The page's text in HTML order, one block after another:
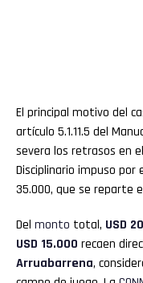
El principal motivo del
artículo 5.1.11.5 del
severa los retrasos en
Disciplinario impuso
35.000, que se reparte
Del monto total, USD
USD 15.000 recaen
Arruabarrena,